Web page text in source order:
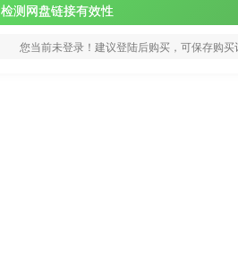
检测网盘链接有效性
您当前未登录！建议登陆后购买，可保存购买